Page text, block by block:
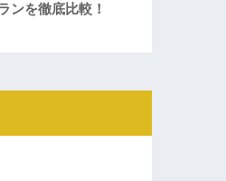
ンを徹底比較！